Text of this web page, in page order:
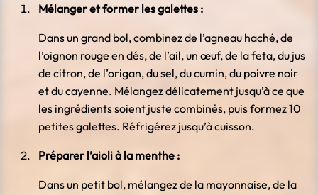
Mélanger et former les galettes :
Dans un grand bol, combinez de l’agneau haché, de
l’oignon rouge en dés, de l’ail, un œuf, de la feta, du jus
de citron, de l’origan, du sel, du cumin, du poivre noir
et du cayenne. Mélangez délicatement jusqu’à ce que
les ingrédients soient juste combinés, puis formez 10
petites galettes. Réfrigérez jusqu’à cuisson.
Préparer l’aioli à la menthe :
Dans un petit bol, mélangez de la mayonnaise, de la